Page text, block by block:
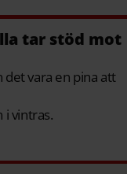
tar stöd mot
det vara en pina att
i vintras.